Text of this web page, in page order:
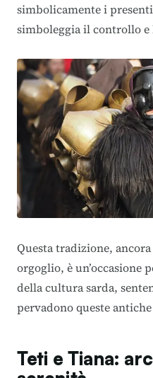
simbolicamente i
simboleggia il controllo e
Questa tradizione,
orgoglio, è un’occasione
della cultura sarda,
pervadono queste
Teti e Tiana: